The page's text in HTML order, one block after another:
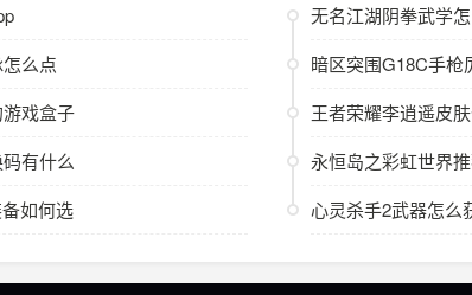
么点
戏盒子
有什么
如何选
无名江湖阴拳武学
暗区突围G18C手枪
王者荣耀李逍遥皮
永恒岛之彩虹世界
心灵杀手2武器怎么